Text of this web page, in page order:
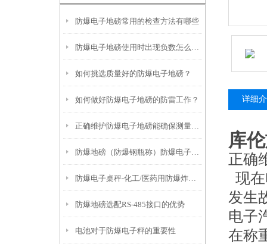
防爆电子地磅常用的检查方法有哪些
防爆电子地磅使用时出现负数怎么解决？
如何挑选质量好的防爆电子地磅？
如何做好防爆电子地磅的防雷工作？
正确维护防爆电子地磅能确保测量结果的准确性
防爆地磅（防爆钢瓶称）防爆电子桌秤无法去皮的解决方法
防爆电子桌秤-化工/医药用防爆炸电子称产品推荐
防爆地磅选配RS-485接口的优势
电池对于防爆电子秤的重要性
详细
库
正确
现
发生
电子
在称